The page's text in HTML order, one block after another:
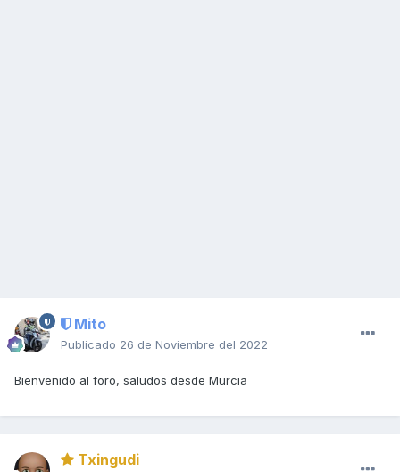
Mito
Publicado 26 de Noviembre del 2022
Bienvenido al foro, saludos desde Murcia
Txingudi